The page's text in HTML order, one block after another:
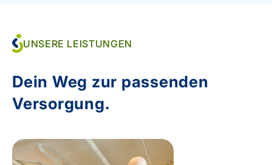
UNSERE LEISTUNGEN
Dein Weg zur passenden
Versorgung.